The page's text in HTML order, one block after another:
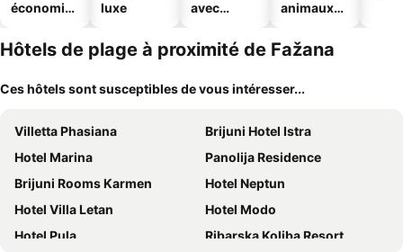
économiq
luxe
avec
animaux
Hôtels de plage à proximité de Fažana
Ces hôtels sont susceptibles de vous intéresser...
Villetta Phasiana
Brijuni Hotel Istra
Hotel Marina
Panolija Residence
Brijuni Rooms Karmen
Hotel Neptun
Hotel Villa Letan
Hotel Modo
Hotel Pula
Ribarska Koliba Resort